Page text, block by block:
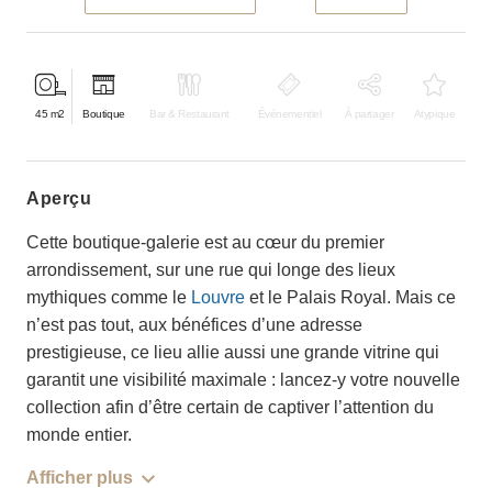
45 m2 Boutique Bar & Restaurant Événementiel À partager Atypique
aperçu
Cette boutique-galerie est au cœur du premier
arrondissement, sur une rue qui longe des lieux
mythiques comme le Louvre et le Palais Royal. Mais ce
n’est pas tout, aux bénéfices d’une adresse
prestigieuse, ce lieu allie aussi une grande vitrine qui
garantit une visibilité maximale : lancez-y votre nouvelle
collection afin d’être certain de captiver l’attention du
monde entier.
Afficher plus